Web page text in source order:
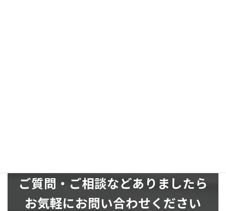
ご質問・ご相談などありましたら
お気軽にお問い合わせください